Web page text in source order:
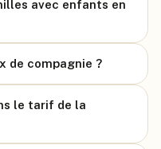
avec enfants en
de compagnie ?
le tarif de la